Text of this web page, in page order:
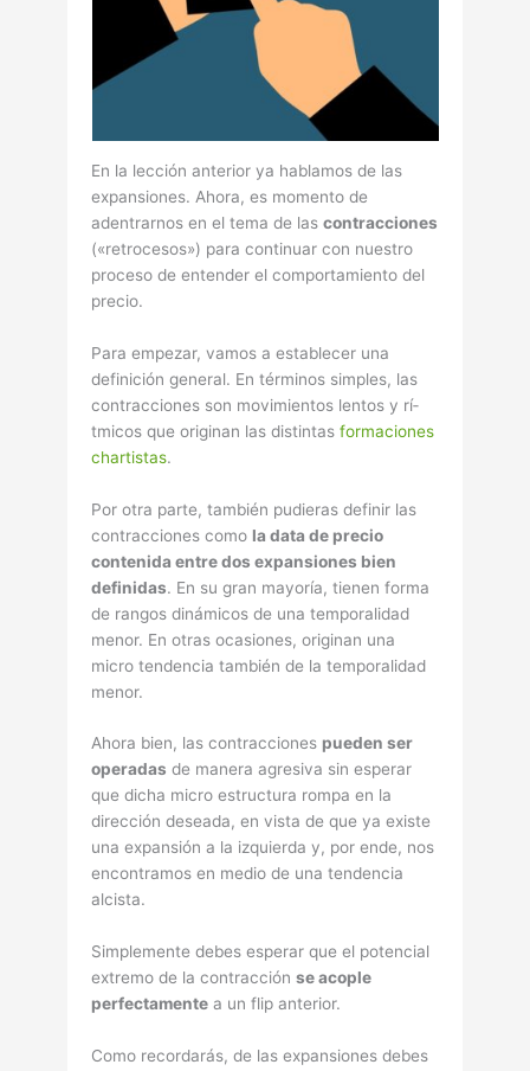
En la lección anterior ya hablamos de las
expansiones. Ahora, es momento de
adentrarnos en el tema de lascontracciones
(«retrocesos») para continuar con nuestro
proceso de entender el comportamiento del
precio.
Para empezar, vamos a establecer una
definición general. En términos simples, las
contracciones son movimientos lentos y rí­
tmicos que originan las distintasformaciones
chartistas.
Por otra parte, también pudieras definir las
contracciones como la data de precio
contenida entre dos expansiones bien
definidas. En su gran mayorí­a, tienen forma
de rangos dinámicos de una temporalidad
menor. En otras ocasiones, originan una
micro tendencia también de la temporalidad
menor.
Ahora bien, las contracciones pueden ser
operadas de manera agresiva sin esperar
que dicha micro estructura rompa en la
dirección deseada, en vista de que ya existe
una expansión a la izquierda y, por ende, nos
encontramos en medio de una tendencia
alcista.
Simplemente debes esperar que el potencial
extremo de la contracciónse acople
perfectamente a un flip anterior.
Como recordarás, de las expansiones debes